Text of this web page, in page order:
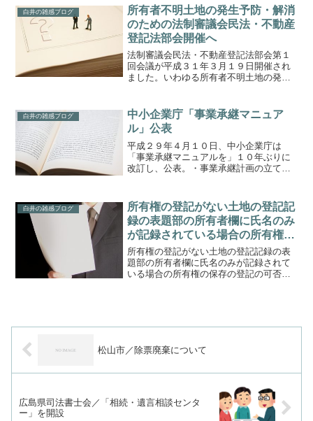
ンスストア証明書自動交付サービス（コ
ンビニ交付））取得方法...
白井の雑感ブログ
所有者不明土地の発生予防・解消
のための法制審議会民法・不動産
登記法部会開催へ
法制審議会民法・不動産登記法部会第１
回会議が平成３１年３月１９日開催され
ました。いわゆる所有者不明土地の発生
ていくことになります。例えば、相続等
を登記に反映させるための...
白井の雑感ブログ
中小企業庁「事業承継マニュア
ル」公表
平成２９年４月１０日、中小企業庁は
「事業承継マニュアルを」１０年ぶりに
改訂し、公表。・事業承継計画の立て
を内容としています。事業承継マニュア
ル
白井の雑感ブログ
所有権の登記がない土地の登記記
録の表題部の所有者欄に氏名のみ
が記録されている場合の所有権の
保存の登記の可否
所有権の登記がない土地の登記記録の表
題部の所有者欄に氏名のみが記録されて
いる場合の所有権の保存の登記の可否に
松山市／除票廃棄について
広島県司法書士会／「相続・遺言相談センタ
ー」を開設